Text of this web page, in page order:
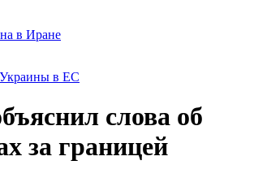
в Иране
в ЕС
слова об
за границей